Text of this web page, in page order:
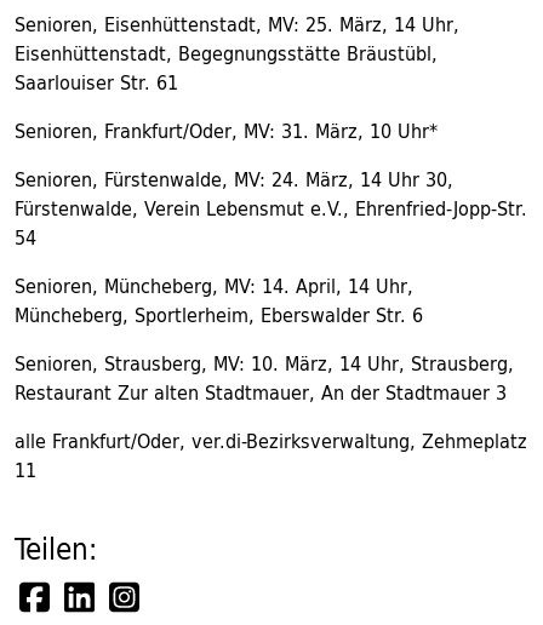
Senioren, Eisenhüttenstadt, MV: 25. März, 14 Uhr,
Eisenhüttenstadt, Begegnungsstätte Bräustübl,
Saarlouiser Str. 61
Senioren, Frankfurt/Oder, MV: 31. März, 10 Uhr*
Senioren, Fürstenwalde, MV: 24. März, 14 Uhr 30,
Fürstenwalde, Verein Lebensmut e.V., Ehrenfried-Jopp-Str.
54
Senioren, Müncheberg, MV: 14. April, 14 Uhr,
Müncheberg, Sportlerheim, Eberswalder Str. 6
Senioren, Strausberg, MV: 10. März, 14 Uhr, Strausberg,
Restaurant Zur alten Stadtmauer, An der Stadtmauer 3
alle Frankfurt/Oder, ver.di-Bezirksverwaltung, Zehmeplatz
11
Teilen: